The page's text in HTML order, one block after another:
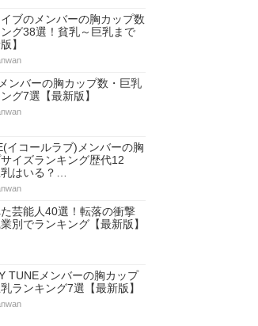
ブのメンバーの胸カップ数
グ38選！貧乳～巨乳まで
】
ンバーの胸カップ数・巨乳
グ7選【最新版】
イコールラブ)メンバーの胸
イズランキング歴代12
はいる？…
芸能人40選！転落の衝撃
別でランキング【最新版】
TUNEメンバーの胸カップ
ランキング7選【最新版】